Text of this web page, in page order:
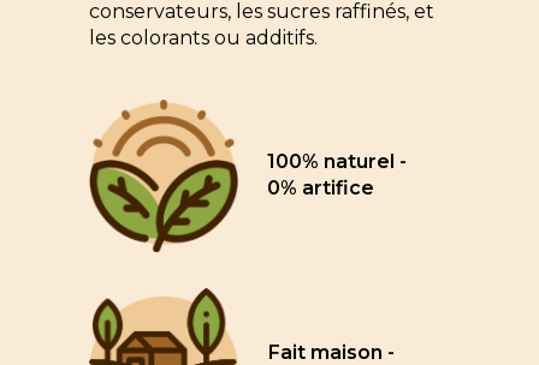
conservateurs, les sucres raffinés, et
les colorants ou additifs.
Fait maison -
100% naturel -
0% artifice